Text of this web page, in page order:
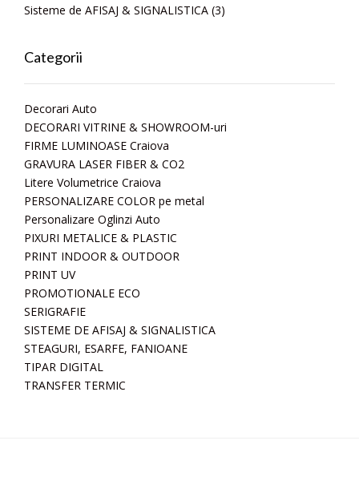
Sisteme de AFISAJ & SIGNALISTICA (3)
Categorii
Decorari Auto
DECORARI VITRINE & SHOWROOM-uri
FIRME LUMINOASE Craiova
GRAVURA LASER FIBER & CO2
Litere Volumetrice Craiova
PERSONALIZARE COLOR pe metal
Personalizare Oglinzi Auto
PIXURI METALICE & PLASTIC
PRINT INDOOR & OUTDOOR
PRINT UV
PROMOTIONALE ECO
SERIGRAFIE
SISTEME DE AFISAJ & SIGNALISTICA
STEAGURI, ESARFE, FANIOANE
TIPAR DIGITAL
TRANSFER TERMIC